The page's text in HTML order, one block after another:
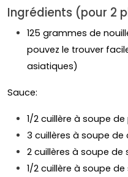
Ingrédients (pour 2
125 grammes de
pouvez le trouver
asiatiques)
Sauce:
1/2 cuillère à soupe
3 cuillères à soupe
2 cuillères à soupe de
1/2 cuillère à soupe